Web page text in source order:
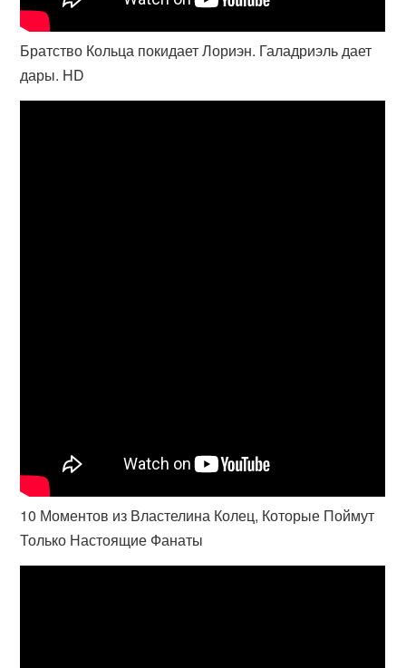
Братство Кольца покидает Лориэн. Галадриэль дает
дары. HD
10 Моментов из Властелина Колец, Которые Поймут
Только Настоящие Фанаты